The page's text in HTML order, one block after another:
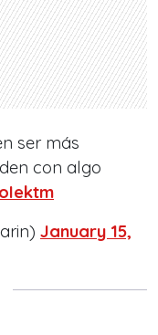
ser más
con algo
January 15,